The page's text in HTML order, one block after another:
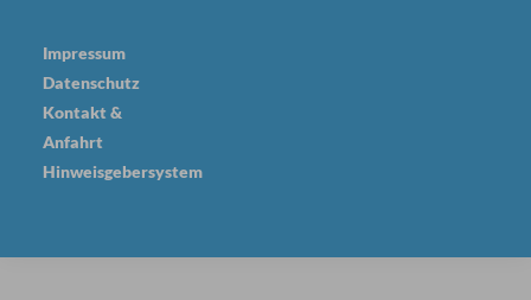
Impressum
Datenschutz
Kontakt &
Anfahrt
Hinweisgebersystem